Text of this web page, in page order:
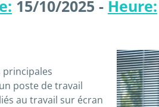
15/10/2025 - Heure:
principales
poste de travail
au travail sur écran